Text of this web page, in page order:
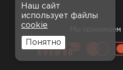
Мы принимаем
Наш сайт
использует файлы
cookie
Понятно